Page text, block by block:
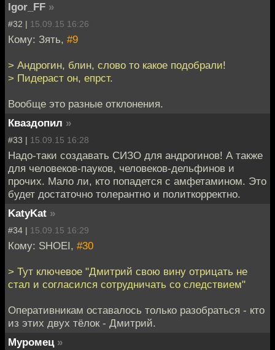
Igor_FF »
#32 | 15.09.15 16:26
Кому: Зять, #9
> Андрогин, блин, слово то какое подобрали!
> Пидераст он, епрст.
Вообще это разные отклонения.
Кваздопил »
#33 | 15.09.15 16:28
Надо-таки создавать СИЗО для андрогинов! А также
для человеков-пауков, человеков-дельфинов и
прочих. Мало ли, кто попадется с амфетамином. Это
будет достаточно толерантно и политкорректно.
KatyKat »
#34 | 15.09.15 16:29
Кому: SHOEI, #30
> Тут ключевое "Дмитрий свою вину отрицать не
стал и согласился сотрудничать со следствием"
Оперативникам оставалось только разобраться - кто
из этих двух тёлок - Дмитрий.
Муромец »